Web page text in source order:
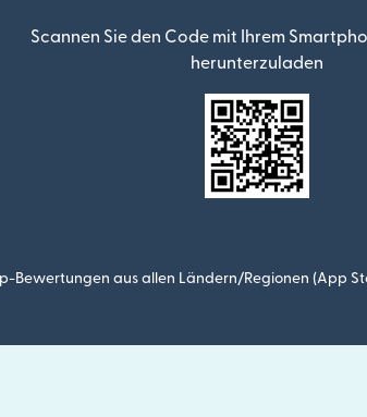
Scannen Sie den Code mit Ihrem
herunterzuladen
Bewertungen aus allen Ländern/Regionen (App